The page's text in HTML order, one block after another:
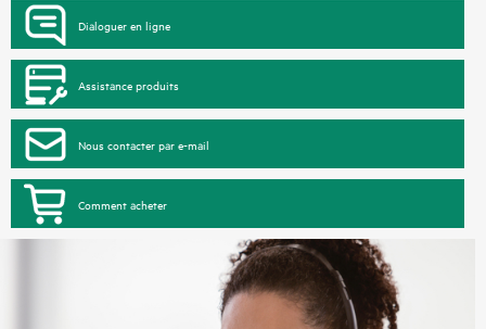
Dialoguer en ligne
Assistance produits
Nous contacter par e-mail
Comment acheter